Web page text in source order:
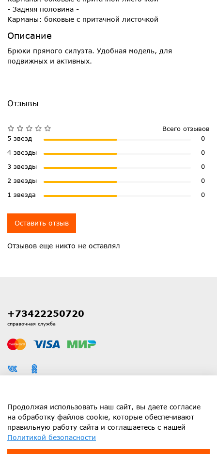
- Задняя половина -
Карманы: боковые с притачной листочкой
Описание
Брюки прямого силуэта. Удобная модель, для
подвижных и активных.
Отзывы
Отзывов еще никто не оставлял
Всего отзывов
5 звезд
0
4 звезды
0
3 звезды
0
2 звезды
0
1 звезда
0
Оставить отзыв
Каталог
Информация
+73422250720
справочная служба
Продолжая использовать наш сайт, вы даете согласие
на обработку файлов cookie, которые обеспечивают
правильную работу сайта и соглашаетесь с нашей
Политикой безопасности